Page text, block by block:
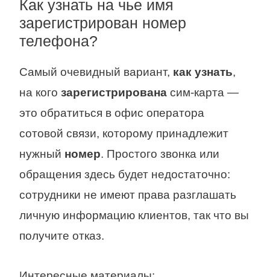
Как узнать на чье имя
зарегистрирован номер
телефона?
Самый очевидный вариант, как узнать,
на кого зарегистрирована сим-карта —
это обратиться в офис оператора
сотовой связи, которому принадлежит
нужный номер. Простого звонка или
обращения здесь будет недостаточно:
сотрудники не имеют права разглашать
личную информацию клиентов, так что вы
получите отказ.